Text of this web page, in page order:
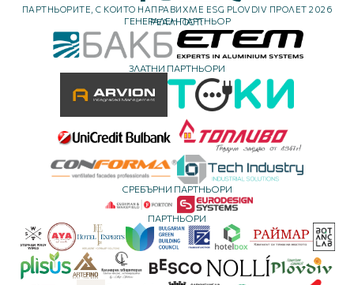
ПАРТНЬОРИТЕ, С КОИТО НАПРАВИХМЕ ESG PLOVDIV ПРОЛЕТ 2026
РЕАЛНОСТ:
ГЕНЕРАЛЕН ПАРТНЬОР
ЗЛАТНИ ПАРТНЬОРИ
СРЕБЪРНИ ПАРТНЬОРИ
ПАРТНЬОРИ